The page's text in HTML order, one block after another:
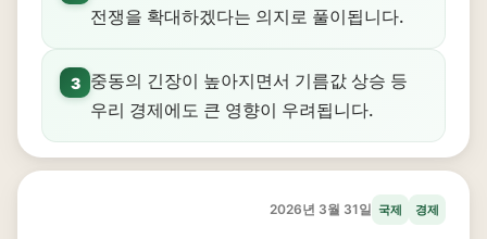
전쟁을 확대하겠다는 의지로 풀이됩니다.
3
중동의 긴장이 높아지면서 기름값 상승 등
우리 경제에도 큰 영향이 우려됩니다.
2026년 3월 31일 국제 경제